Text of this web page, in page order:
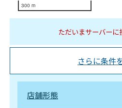
300 m
ただいまサーバーに
さらに条件
店舗形態